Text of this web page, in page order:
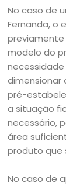
No caso de
Fernanda, o
modelo do
dimensionar
pré-
a situação
necessário,
área
produto que
No caso de